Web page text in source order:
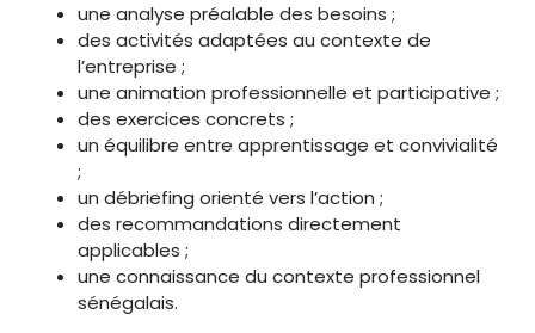
une analyse préalable des besoins ;
des activités adaptées au contexte de
l’entreprise ;
une animation professionnelle et participative ;
des exercices concrets ;
un équilibre entre apprentissage et convivialité
;
un débriefing orienté vers l’action ;
des recommandations directement
applicables ;
une connaissance du contexte professionnel
sénégalais.